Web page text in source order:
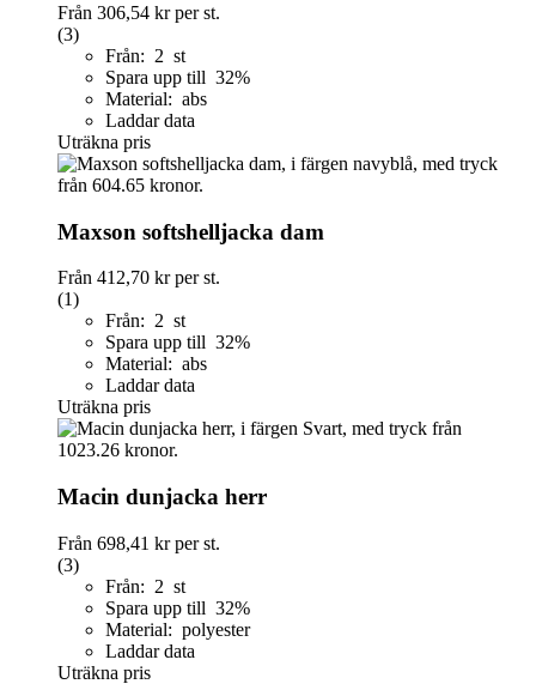
Från 306,54 krper st.
(3)
Från: 2 st
Spara upp till 32%
Material: abs
Laddar data
Uträkna pris
Maxson softshelljacka dam
Från 412,70 krper st.
(1)
Från: 2 st
Spara upp till 32%
Material: abs
Laddar data
Uträkna pris
Macin dunjacka herr
Från 698,41 krper st.
(3)
Från: 2 st
Spara upp till 32%
Material: polyester
Laddar data
Uträkna pris